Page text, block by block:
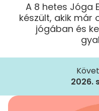
A 8 hetes Jóga
készült, akik már
jógában és
2026.